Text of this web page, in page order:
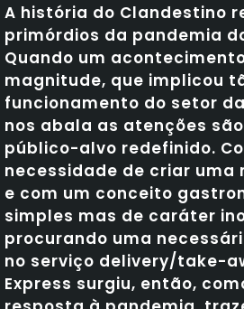
A história do Clandestino
primórdios da pandemia
Quando um
magnitude, que implicou
funcionamento do setor
nos abala as atenções
público-alvo redefinido.
necessidade de criar
e com um conceito
simples mas de caráter
procurando uma
no serviço delivery/take-
Express surgiu, então,